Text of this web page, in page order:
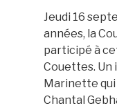
Jeudi 16
années, la
participé à
Couettes. Un
Marinette
Chantal